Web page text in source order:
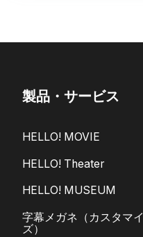
製品・サービス
HELLO! MOVIE
HELLO! Theater
HELLO! MUSEUM
字幕メガネ（カスタマイ
ズ）